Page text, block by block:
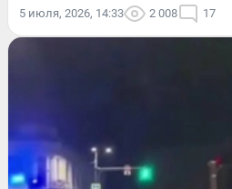
5 июля, 2026, 14:33 2 008 17